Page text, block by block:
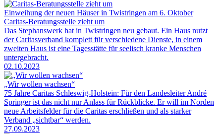
Einweihung der neuen Häuser in Twistringen am 6. Oktober
Caritas-Beratungsstelle zieht um
Das Stephanswerk hat in Twistringen neu gebaut. Ein Haus nutzt
der Caritasverband komplett für verschiedene Dienste, in einem
zweiten Haus ist eine Tagesstätte für seelisch kranke Menschen
untergebracht.
02.10.2023
„Wir wollen wachsen“
75 Jahre Caritas Schleswig-Holstein: Für den Landesleiter André
Springer ist das nicht nur Anlass für Rückblicke. Er will im Norden
neue Arbeitsfelder für die Caritas erschließen und als starker
Verband „sichtbar“ werden.
27.09.2023